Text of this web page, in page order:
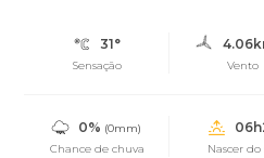
31°
Sensação Vento
0% (0mm)
Chance de chuva
Nascer do